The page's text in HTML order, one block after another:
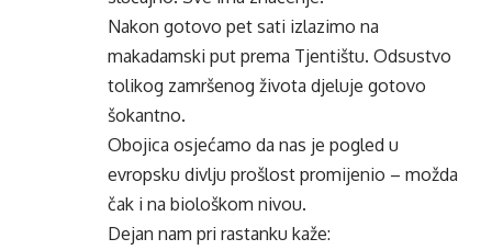
Nakon gotovo pet sati izlazimo na
makadamski put prema Tjentištu. Odsustvo
tolikog zamršenog života djeluje gotovo
šokantno.
Obojica osjećamo da nas je pogled u
evropsku divlju prošlost promijenio – možda
čak i na biološkom nivou.
Dejan nam pri rastanku kaže: